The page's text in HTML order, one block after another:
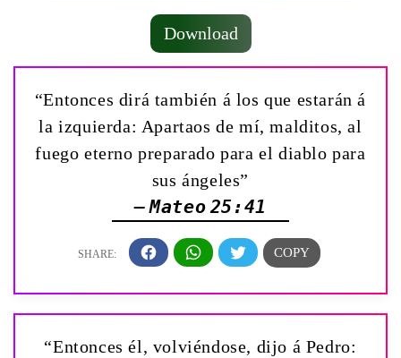
Download
“Entonces dirá también á los que estarán á
la izquierda: Apartaos de mí, malditos, al
fuego eterno preparado para el diablo para
sus ángeles”
— Mateo 25:41
“Entonces él, volviéndose, dijo á Pedro: